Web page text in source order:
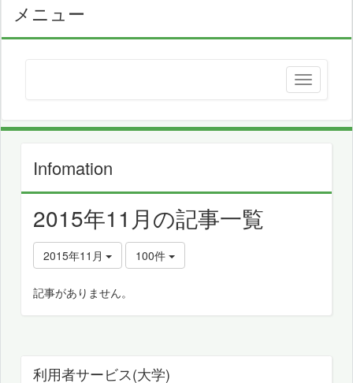
メニュー
Infomation
2015年11月の記事一覧
2015年11月 100件
記事がありません。
利用者サービス(大学)